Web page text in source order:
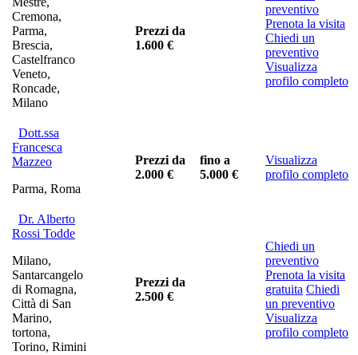
Cremona,
Parma,
Brescia,
Castelfranco
Veneto,
Roncade,
Milano
Prezzi da
1.600 €
preventivo
Prenota la visita
Chiedi un
preventivo
Visualizza
profilo completo
Dott.ssa
Francesca
Mazzeo
Parma, Roma
Prezzi da
2.000 €
fino a
5.000 €
Visualizza
profilo completo
Dr. Alberto
Rossi Todde
Milano,
Santarcangelo
di Romagna,
Città di San
Marino,
tortona,
Torino, Rimini
Prezzi da
2.500 €
Chiedi un
preventivo
Prenota la visita
gratuita Chiedi
un preventivo
Visualizza
profilo completo